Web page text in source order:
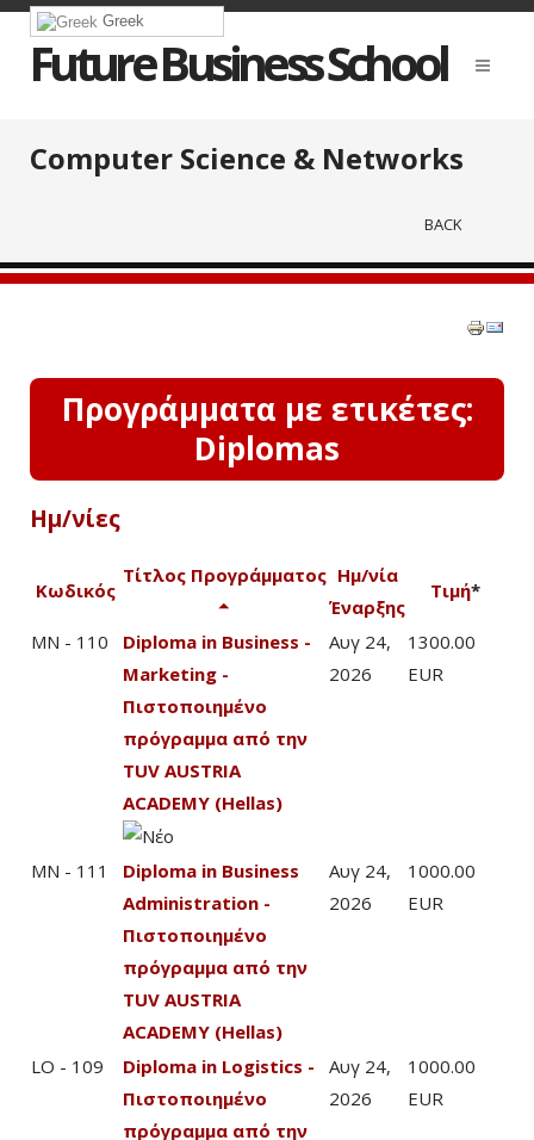
Greek
Future Business School
Computer Science & Networks
BACK
Προγράμματα με ετικέτες:
Diplomas
Ημ/νίες
Κωδικός
Τίτλος Προγράμματος Ημ/νία
Έναρξης
Τιμή*
MN - 110
Diploma in Business -
Marketing -
Πιστοποιημένο
πρόγραμμα από την
TUV AUSTRIA
ACADEMY (Hellas)
Αυγ 24,
2026
1300.00
EUR
MN - 111
Diploma in Business
Administration -
Πιστοποιημένο
πρόγραμμα από την
TUV AUSTRIA
ACADEMY (Hellas)
Αυγ 24,
2026
1000.00
EUR
LO - 109
Diploma in Logistics -
Πιστοποιημένο
πρόγραμμα από την
Αυγ 24,
2026
1000.00
EUR